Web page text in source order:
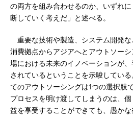
の両方を組み合わせるのか、いずれ
断していく考えだ」と述べる。
重要な技術や製造、システム開発
消費拠点からアジアへとアウトソー
場における未来のイノベーションが
されているということを示唆してい
てのアウトソーシングは1つの選択肢
プロセスを明け渡してしまうのは、
益を享受することができても、愚かな